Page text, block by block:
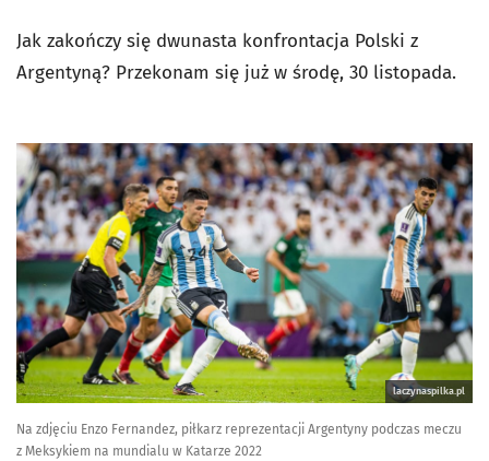
Jak zakończy się dwunasta konfrontacja Polski z
Argentyną? Przekonam się już w środę, 30 listopada.
laczynaspilka.pl
Na zdjęciu Enzo Fernandez, piłkarz reprezentacji Argentyny podczas meczu
z Meksykiem na mundialu w Katarze 2022